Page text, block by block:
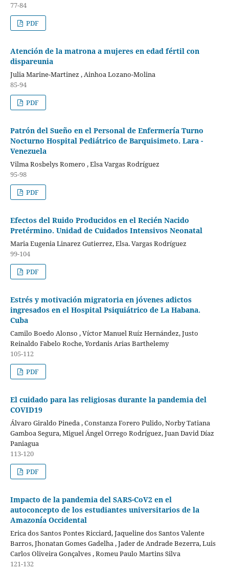
77-84
PDF
Atención de la matrona a mujeres en edad fértil con
dispareunia
Julia Marine-Martinez , Ainhoa Lozano-Molina
85-94
PDF
Patrón del Sueño en el Personal de Enfermería Turno
Nocturno Hospital Pediátrico de Barquisimeto. Lara -
Venezuela
Vilma Rosbelys Romero , Elsa Vargas Rodríguez
95-98
PDF
Efectos del Ruido Producidos en el Recién Nacido
Pretérmino. Unidad de Cuidados Intensivos Neonatal
Maria Eugenia Linarez Gutierrez, Elsa. Vargas Rodríguez
99-104
PDF
Estrés y motivación migratoria en jóvenes adictos
ingresados en el Hospital Psiquiátrico de La Habana.
Cuba
Camilo Boedo Alonso , Víctor Manuel Ruíz Hernández, Justo
Reinaldo Fabelo Roche, Yordanis Arias Barthelemy
105-112
PDF
El cuidado para las religiosas durante la pandemia del
COVID19
Álvaro Giraldo Pineda , Constanza Forero Pulido, Norby Tatiana
Gamboa Segura, Miguel Ángel Orrego Rodríguez, Juan David Díaz
Paniagua
113-120
PDF
Impacto de la pandemia del SARS-CoV2 en el
autoconcepto de los estudiantes universitarios de la
Amazonía Occidental
Erica dos Santos Pontes Ricciard, Jaqueline dos Santos Valente
Barros, Jhonatan Gomes Gadelha , Jader de Andrade Bezerra, Luis
Carlos Oliveira Gonçalves , Romeu Paulo Martins Silva
121-132